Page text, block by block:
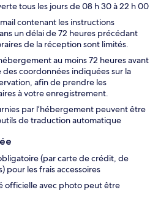
tous les jours de 08 h 30 à 22 h 00
contenant les instructions
un délai de 72 heures précédant
de la réception sont limités.
au moins 72 heures avant
coordonnées indiquées sur la
afin de prendre les
à votre enregistrement.
par l’hébergement peuvent être
de traduction automatique
(par carte de crédit, de
pour les frais accessoires
officielle avec photo peut être